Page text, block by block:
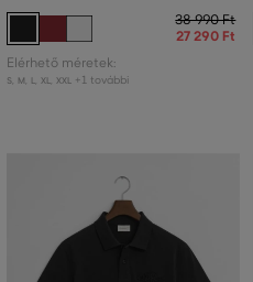
38 990 Ft
27 290 Ft
Elérhető méretek:
S, M L XL XXL +1 további